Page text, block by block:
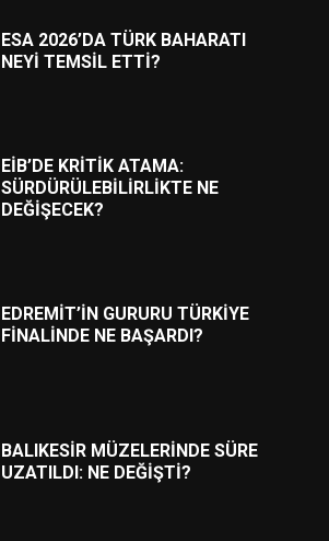
ESA 2026’DA TÜRK BAHARATI
NEYİ TEMSİL ETTİ?
EİB’DE KRİTİK ATAMA:
SÜRDÜRÜLEBİLİRLİKTE NE
DEĞİŞECEK?
EDREMİT’İN GURURU TÜRKİYE
FİNALİNDE NE BAŞARDI?
BALIKESİR MÜZELERİNDE SÜRE
UZATILDI: NE DEĞİŞTİ?